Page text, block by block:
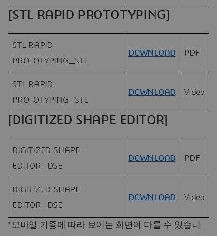
[STL RAPID PROTOTYPING]
STL RAPID
PROTOTYPING_STL
DOWNLOAD PDF
STL RAPID
PROTOTYPING_STL
DOWNLOAD Video
[DIGITIZED SHAPE EDITOR]
DIGITIZED SHAPE
EDITOR_DSE
DOWNLOAD PDF
DIGITIZED SHAPE
EDITOR_DSE
DOWNLOAD Video
*모바일 기종에 따라 보이는 화면이 다를 수 있습니